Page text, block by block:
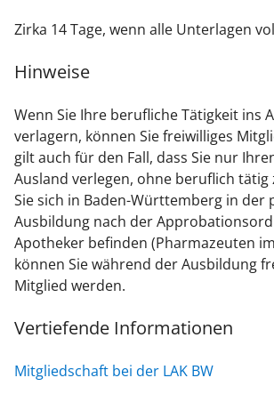
Zirka 14 Tage, wenn alle Unterlagen
Hinweise
Wenn Sie Ihre berufliche Tätigkeit ins
verlagern, können Sie freiwilliges
gilt auch für den Fall, dass Sie nur
Ausland verlegen, ohne beruflich tätig
Sie sich in Baden-Württemberg in der
Ausbildung nach der
Apotheker befinden (Pharmazeuten
können Sie während der Ausbildung
Mitglied werden.
Vertiefende Informationen
Mitgliedschaft bei der LAK BW